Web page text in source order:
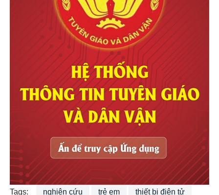
Tags: nghiên cứu trẻ em thiết bị điện tử